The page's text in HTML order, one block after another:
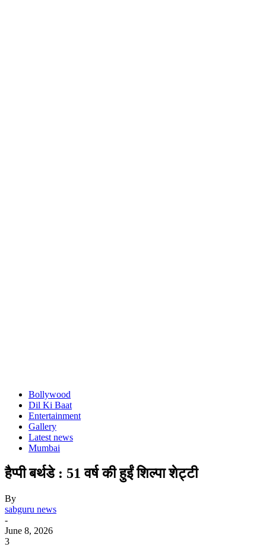
Bollywood
Dil Ki Baat
Entertainment
Gallery
Latest news
Mumbai
हैप्पी बर्थडे : 51 वर्ष की हुईं शिल्पा शेट्टी
By
sabguru news
-
June 8, 2026
3